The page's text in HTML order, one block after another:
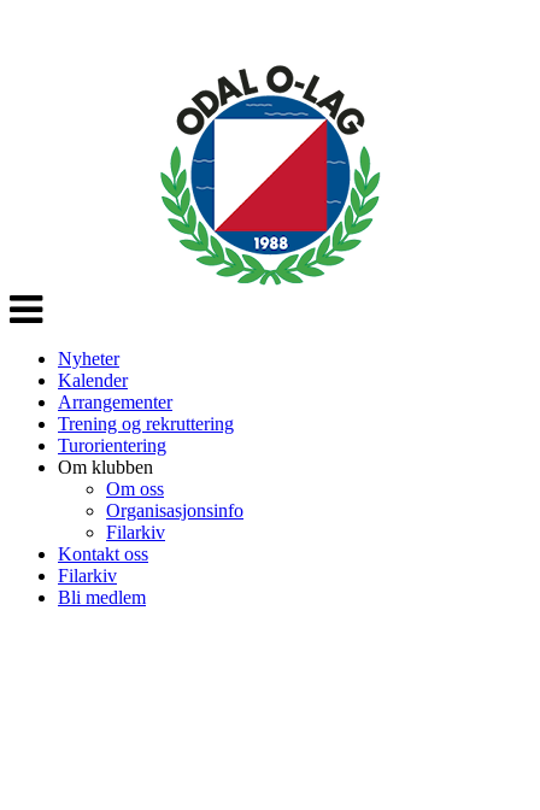
Veksle
navigasjon
Nyheter
Kalender
Arrangementer
Trening og rekruttering
Turorientering
Om klubben
Om oss
Organisasjonsinfo
Filarkiv
Kontakt oss
Filarkiv
Bli medlem